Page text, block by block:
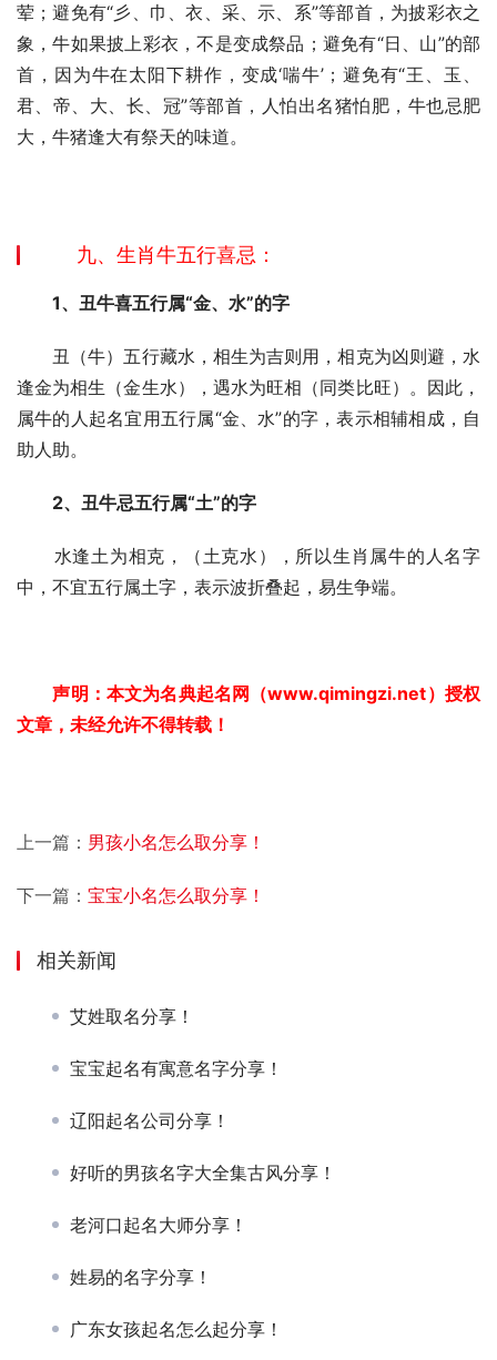
荤；避免有“彡、巾、衣、采、示、系”等部首，为披彩衣之
象，牛如果披上彩衣，不是变成祭品；避免有“日、山”的部
首，因为牛在太阳下耕作，变成‘喘牛’；避免有“王、玉、
君、帝、大、长、冠”等部首，人怕出名猪怕肥，牛也忌肥
大，牛猪逢大有祭天的味道。
九、生肖牛五行喜忌：
1、丑牛喜五行属“金、水”的字
丑（牛）五行藏水，相生为吉则用，相克为凶则避，水
逢金为相生（金生水），遇水为旺相（同类比旺）。因此，
属牛的人起名宜用五行属“金、水”的字，表示相辅相成，自
助人助。
2、丑牛忌五行属“土”的字
水逢土为相克，（土克水），所以生肖属牛的人名字
中，不宜五行属土字，表示波折叠起，易生争端。
声明：本文为名典起名网（www.qimingzi.net）授权
文章，未经允许不得转载！
上一篇： 男孩小名怎么取分享！
下一篇： 宝宝小名怎么取分享！
相关新闻
艾姓取名分享！
宝宝起名有寓意名字分享！
辽阳起名公司分享！
好听的男孩名字大全集古风分享！
老河口起名大师分享！
姓易的名字分享！
广东女孩起名怎么起分享！